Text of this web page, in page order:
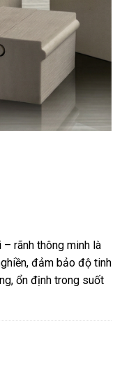
rãnh thông minh là
đảm bảo độ tinh
ổn định trong suốt